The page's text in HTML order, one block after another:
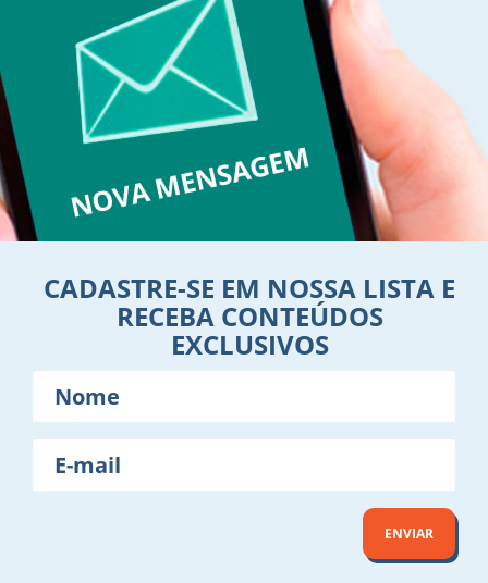
CADASTRE-SE EM NOSSA LISTA E
RECEBA CONTEÚDOS
EXCLUSIVOS
mail
ENVIAR